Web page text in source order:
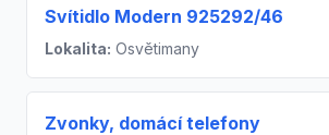
Svítidlo Modern 925292/46
Lokalita: Osvětimany
Zvonky, domácí telefony